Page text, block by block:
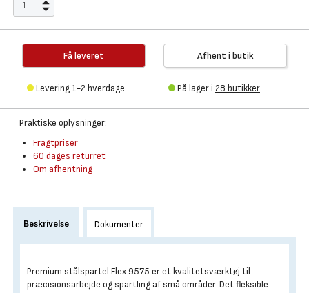
Få leveret
Levering 1-2 hverdage
Afhent i butik
På lager i 28 butikker
Praktiske oplysninger:
Fragtpriser
60 dages returret
Om afhentning
Beskrivelse Dokumenter
Premium stålspartel Flex 9575 er et kvalitetsværktøj til
præcisionsarbejde og spartling af små områder. Det fleksible